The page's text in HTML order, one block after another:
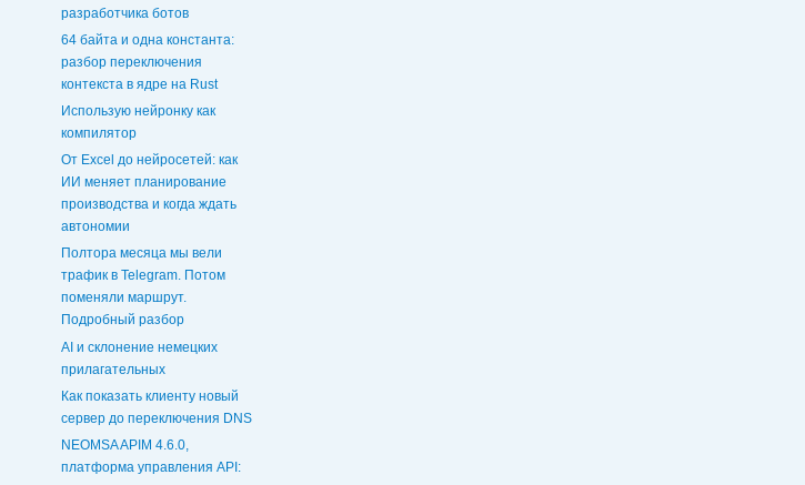
разработчика ботов
64 байта и одна константа:
разбор переключения
контекста в ядре на Rust
Использую нейронку как
компилятор
От Excel до нейросетей: как
ИИ меняет планирование
производства и когда ждать
автономии
Полтора месяца мы вели
трафик в Telegram. Потом
поменяли маршрут.
Подробный разбор
AI и склонение немецких
прилагательных
Как показать клиенту новый
сервер до переключения DNS
NEOMSA APIM 4.6.0,
платформа управления API: